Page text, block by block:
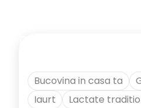
Bucovina in casa ta
Iaurt
Lactate